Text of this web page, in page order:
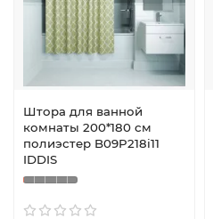
Штора для ванной
комнаты 200*180 см
полиэстер B09P218i11
IDDIS